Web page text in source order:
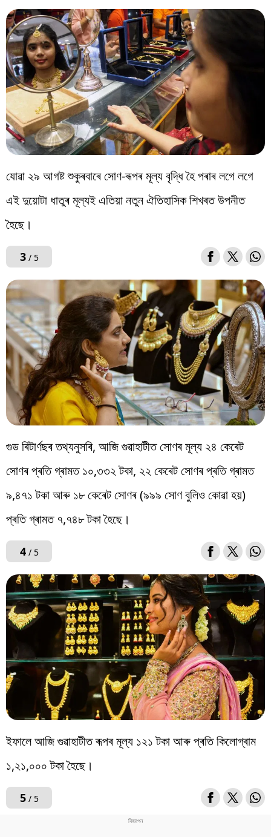
যোৱা ২৯ আগষ্ট শুকুৰবাৰে সোণ-ৰূপৰ মূল্য বৃদ্ধি হৈ পৰাৰ লগে লগে
এই দুয়োটা ধাতুৰ মূল্যই এতিয়া নতুন ঐতিহাসিক শিখৰত উপনীত
হৈছে।
3/ 5
গুড ৰিটাৰ্ণছৰ তথ্যনুসৰি, আজি গুৱাহাটীত সোণৰ মূল্য ২৪ কেৰেট
সোণৰ প্ৰতি গ্ৰামত ১০,৩৩২ টকা, ২২ কেৰেট সোণৰ প্ৰতি গ্ৰামত
৯,৪৭১ টকা আৰু ১৮ কেৰেট সোণৰ (৯৯৯ সোণ বুলিও কোৱা হয়)
প্ৰতি গ্ৰামত ৭,৭৪৮ টকা হৈছে।
4/ 5
ইফালে আজি গুৱাহাটীত ৰূপৰ মূল্য ১২১ টকা আৰু প্ৰতি কিলোগ্ৰাম
১,২১,০০০ টকা হৈছে।
5/ 5